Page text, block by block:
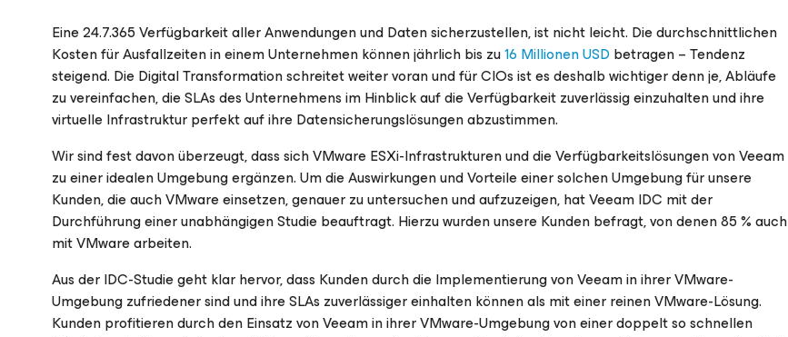
Eine 24.7.365 Verfügbarkeit aller Anwendungen und Daten sicherzustellen, ist nicht leicht. Die durchschnittlichen
Kosten für Ausfallzeiten in einem Unternehmen können jährlich bis zu16 Millionen USDbetragen – Tendenz
steigend. Die Digital Transformation schreitet weiter voran und für CIOs ist es deshalb wichtiger denn je, Abläufe
zu vereinfachen, die SLAs des Unternehmens im Hinblick auf die Verfügbarkeit zuverlässig einzuhalten und ihre
virtuelle Infrastruktur perfekt auf ihre Datensicherungslösungen abzustimmen.
Wir sind fest davon überzeugt, dass sich VMware ESXi-Infrastrukturen und die Verfügbarkeitslösungen von Veeam
zu einer idealen Umgebung ergänzen. Um die Auswirkungen und Vorteile einer solchen Umgebung für unsere
Kunden, die auch VMware einsetzen, genauer zu untersuchen und aufzuzeigen, hat Veeam IDC mit der
Durchführung einer unabhängigen Studie beauftragt. Hierzu wurden unsere Kunden befragt, von denen 85 % auch
mit VMware arbeiten.
Aus der IDC-Studie geht klar hervor, dass Kunden durch die Implementierung von Veeam in ihrer VMware-
Umgebung zufriedener sind und ihre SLAs zuverlässiger einhalten können als mit einer reinen VMware-Lösung.
Kunden profitieren durch den Einsatz von Veeam in ihrer VMware-Umgebung von einer doppelt so schnellen